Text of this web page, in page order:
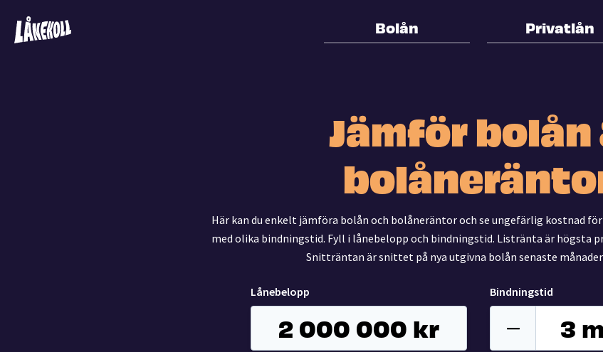
Bolån Privatlån
Jämför bolån
Här kan du enkelt jämföra bolån och bolåneräntor och se ungefärlig kostnad
med olika bindningstid. Fyll i lånebelopp och bindningstid. Listränta är högsta
Snitträntan är snittet på nya utgivna bolån senaste
Lånebelopp Bindningstid
3